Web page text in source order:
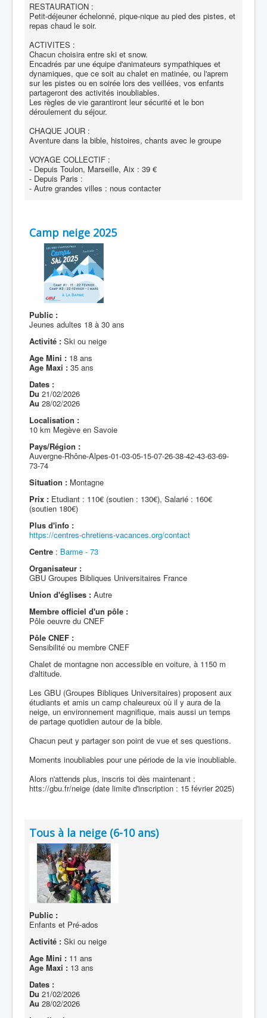
RESTAURATION :
Petit-déjeuner échelonné, pique-nique au pied des pistes, et
repas chaud le soir.
ACTIVITES :
Chacun choisira entre ski et snow.
Encadrés par une équipe d'animateurs sympathiques et
dynamiques, que ce soit au chalet en matinée, ou l'aprem
sur les pistes ou en soirée lors des veillées, vos enfants
partageront des activités inoubliables.
Les règles de vie garantiront leur sécurité et le bon
déroulement du séjour.
CHAQUE JOUR :
Aventure dans la bible, histoires, chants avec le groupe
VOYAGE COLLECTIF :
- Depuis Toulon, Marseille, Aix : 39 €
- Depuis Paris :
- Autre grandes villes : nous contacter
Camp neige 2025
Public :
Jeunes adultes 18 à 30 ans
Activité : Ski ou neige
Age Mini : 18 ans
Age Maxi : 35 ans
Dates :
Du 21/02/2026
Au 28/02/2026
Localisation :
10 km Megève en Savoie
Pays/Région :
Auvergne-Rhône-Alpes-01-03-05-15-07-26-38-42-43-63-69-
73-74
Situation : Montagne
Prix : Etudiant : 110€ (soutien : 130€), Salarié : 160€
(soutien 180€)
Plus d'info :
https://centres-chretiens-vacances.org/contact
Centre : Barme - 73
Organisateur :
GBU Groupes Bibliques Universitaires France
Union d'églises : Autre
Membre officiel d'un pôle :
Pôle oeuvre du CNEF
Pôle CNEF :
Sensibilité ou membre CNEF
Chalet de montagne non accessible en voiture, à 1150 m
d'altitude.
Les GBU (Groupes Bibliques Universitaires) proposent aux
étudiants et amis un camp chaleureux où il y aura de la
neige, un environnement magnifique, mais aussi un temps
de partage quotidien autour de la bible.
Chacun peut y partager son point de vue et ses questions.
Moments inoubliables pour une période de la vie inoubliable.
Alors n'attends plus, inscris toi dès maintenant :
htts://gbu.fr/neige (date limite d'inscription : 15 février 2025)
Tous à la neige (6-10 ans)
Public :
Enfants et Pré-ados
Activité : Ski ou neige
Age Mini : 11 ans
Age Maxi : 13 ans
Dates :
Du 21/02/2026
Au 28/02/2026